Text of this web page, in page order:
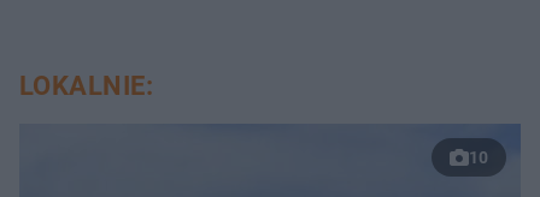
LOKALNIE:
10